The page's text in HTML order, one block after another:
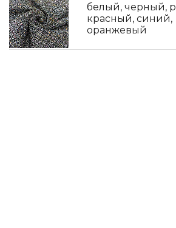
белый, черный,
красный, синий,
оранжевый